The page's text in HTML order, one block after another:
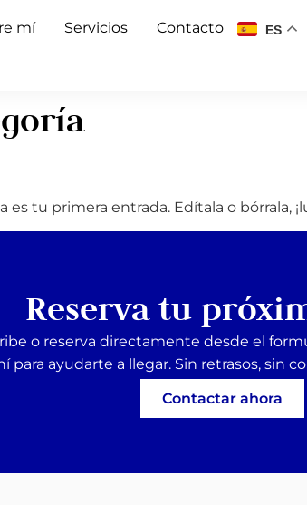
mí Servicios Contacto ES
es tu primera entrada. Edítala o bórrala,
Reserva tu
o reserva directamente desde el
para ayudarte a llegar. Sin retrasos, sin
Contactar ahora